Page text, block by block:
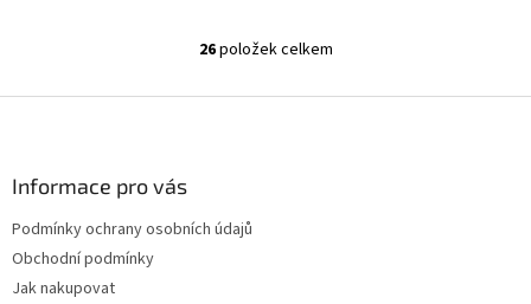
O
l
26položek celkem
Informace pro vás
Podmínky ochrany osobních údajů
Obchodní podmínky
Jak nakupovat